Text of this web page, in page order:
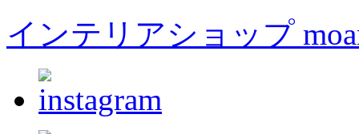
インテリアショップ